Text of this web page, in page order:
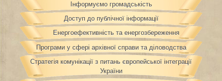
Інформуємо громадськість
Доступ до публічної інформації
Енергоефективність та енергозбереження
Програми у сфері архівної справи та діловодства
Стратегія комунікації з питань європейської інтеграції
України